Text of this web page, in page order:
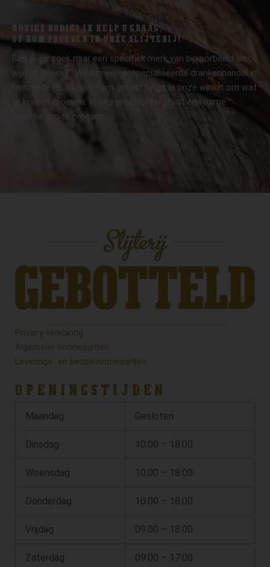
ADVIES NODIG? IK HELP U GRAAG.
OF KOM PROEVEN IN ONZE SLIJTERIJ!
Ben je op zoek naar een specifiek merk van bijvoorbeeld bier,
wijn of Whisky? Wij zijn een gespecialiseerde drankenhandel in
Enschede (Boekelo). Kom gerust langs in onze winkel om wat
te komen proeven. In ons proeflokaal staat een ruime
selectie om te proeven.
Privacy verklaring
Algemene voorwaarden
Leverings- en betaalvoorwaarden
OPENINGSTIJDEN
Maandag Gesloten
Dinsdag 10:00 – 18:00
Woensdag 10:00 – 18:00
Donderdag 10:00 – 18:00
Vrijdag 09:00 – 18:00
Zaterdag 09:00 – 17:00